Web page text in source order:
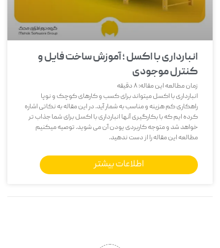
انبارداری با اکسل ؛ آموزش ساخت فایل و
کنترل موجودی
زمان مطالعه این مقاله:8دقیقه
انبارداری با اکسل میتواند برای کسب و کارهای کوچک و نوپا
راهکاری کم هزینه و مناسب به شمار آید. در این مقاله به نکاتی اشاره
کرده ایم که با بکارگیری آنها انبارداری با اکسل برای شما جذاب تر
خواهد شد و متوجه کاربردی یودن آن می شوید. توصیه میکنیم
مطالعه این مقاله را از دست ندهید.
اطلاعات بیشتر